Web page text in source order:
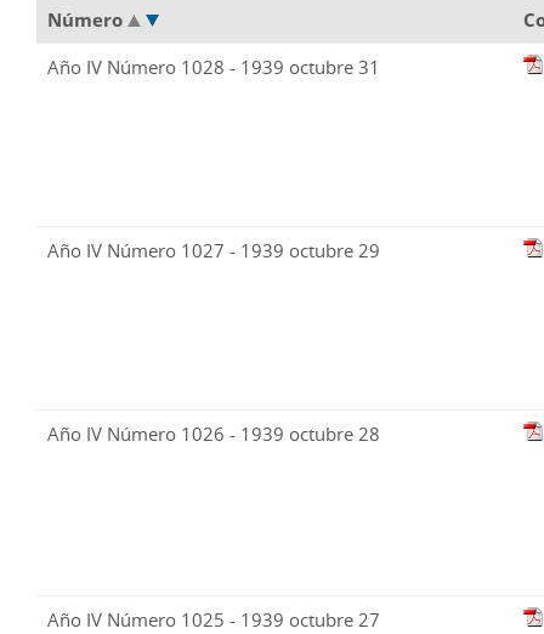
Número
Año IV Número 1028 - 1939 octubre 31
Año IV Número 1027 - 1939 octubre 29
Año IV Número 1026 - 1939 octubre 28
Año IV Número 1025 - 1939 octubre 27